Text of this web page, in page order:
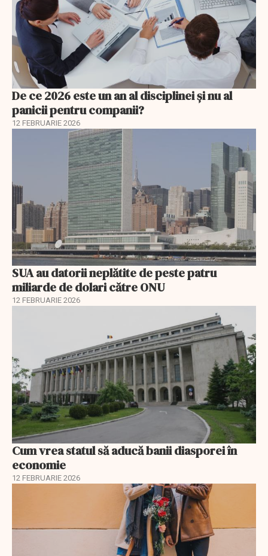
De ce 2026 este un an al disciplinei și nu al
panicii pentru companii?
12 FEBRUARIE 2026
SUA au datorii neplătite de peste patru
miliarde de dolari către ONU
12 FEBRUARIE 2026
Cum vrea statul să aducă banii diasporei în
economie
12 FEBRUARIE 2026